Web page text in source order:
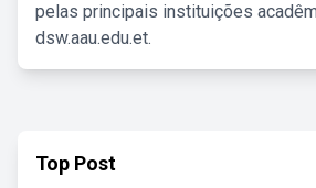
pelas principais instituições
dsw.aau.edu.et.
Top Post